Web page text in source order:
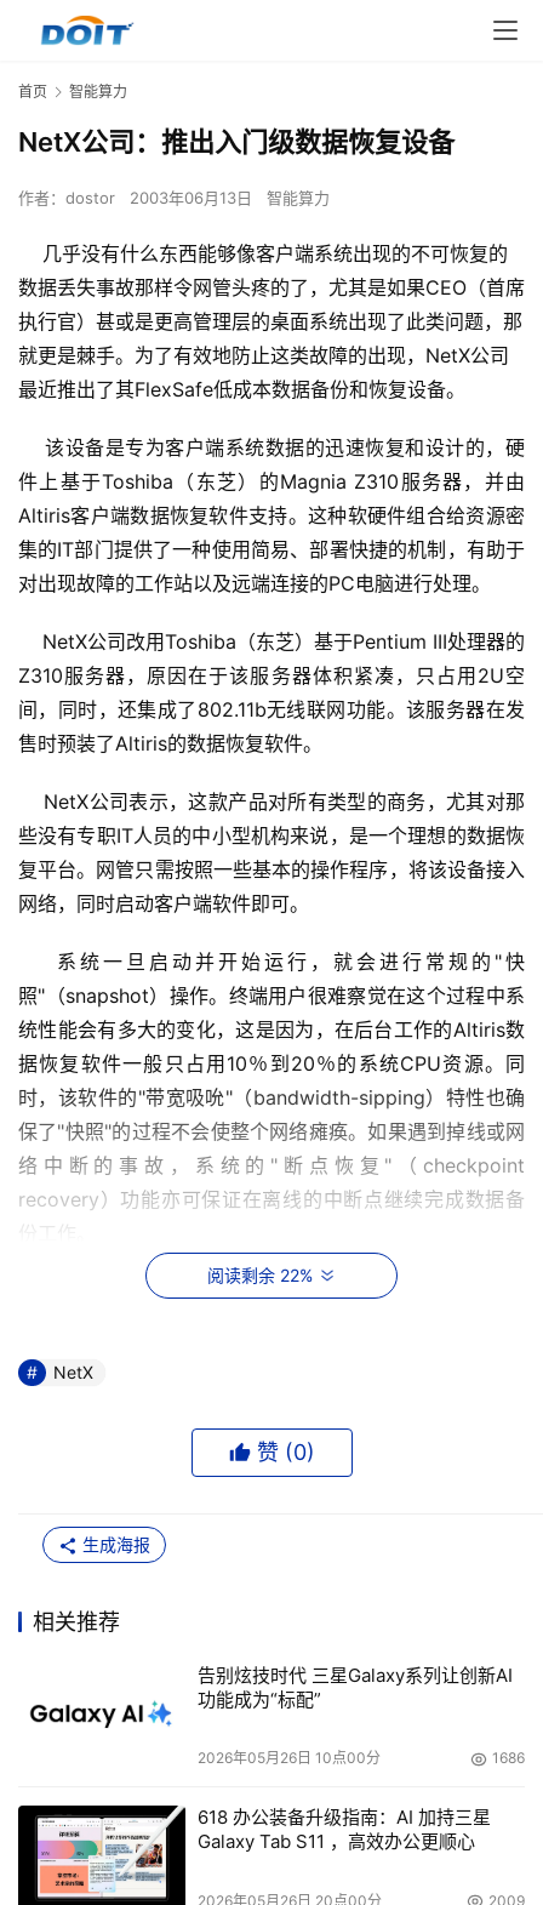
首页 智能算力
NetX公司：推出入门级数据恢复设备
作者： dostor 2003年06月13日 智能算力
几乎没有什么东西能够像客户端系统出现的不可恢复的
数据丢失事故那样令网管头疼的了，尤其是如果CEO（首席
执行官）甚或是更高管理层的桌面系统出现了此类问题，那
就更是棘手。为了有效地防止这类故障的出现，NetX公司
最近推出了其FlexSafe低成本数据备份和恢复设备。
该设备是专为客户端系统数据的迅速恢复和设计的，硬
件上基于Toshiba（东芝）的Magnia Z310服务器，并由
Altiris客户端数据恢复软件支持。这种软硬件组合给资源密
集的IT部门提供了一种使用简易、部署快捷的机制，有助于
对出现故障的工作站以及远端连接的PC电脑进行处理。
NetX公司改用Toshiba（东芝）基于Pentium III处理器的
Z310服务器，原因在于该服务器体积紧凑，只占用2U空
间，同时，还集成了802.11b无线联网功能。该服务器在发
售时预装了Altiris的数据恢复软件。
NetX公司表示，这款产品对所有类型的商务，尤其对那
些没有专职IT人员的中小型机构来说，是一个理想的数据恢
复平台。网管只需按照一些基本的操作程序，将该设备接入
网络，同时启动客户端软件即可。
系统一旦启动并开始运行，就会进行常规的"快
照"（snapshot）操作。终端用户很难察觉在这个过程中系
统性能会有多大的变化，这是因为，在后台工作的Altiris数
据恢复软件一般只占用10％到20％的系统CPU资源。同
时，该软件的"带宽吸吮"（bandwidth-sipping）特性也确
保了"快照"的过程不会使整个网络瘫痪。如果遇到掉线或网
络中断的事故，系统的"断点恢复"（checkpoint
recovery）功能亦可保证在离线的中断点继续完成数据备
份工作。
如果系统由于病毒或设置错误而出现故障，管理员可以
控制台对系统进行操作。在这个控制台上，管理员能够恢复
PC终端的数据，使系统大致回到先前的工作状态。此外，
管理员还可以访问存储的统计值以及管理选项。
维护人员的工作负担。（天极商务）
阅读剩余 22%
本文来源于DOIT传媒，文章内容仅供参考，不构成投资建议。
NetX
赞 (0)
生成海报
相关推荐
告别炫技时代 三星Galaxy系列让创新AI
功能成为“标配”
2026年05月26日 10点00分 1686
618 办公装备升级指南：AI 加持三星
Galaxy Tab S11 ，高效办公更顺心
2026年05月26日 20点00分 2009